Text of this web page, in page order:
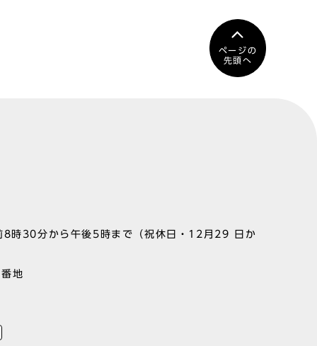
ページの
先頭へ
8時30分から午後5時まで（祝休日・12月29 日か
地